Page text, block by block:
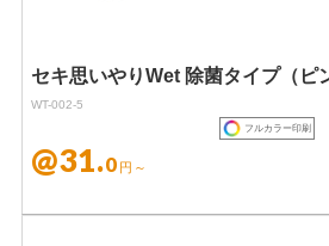
セキ思いやりWet 除菌タイプ（ピ
WT-002-5
フルカラー印刷
@31.0 円～